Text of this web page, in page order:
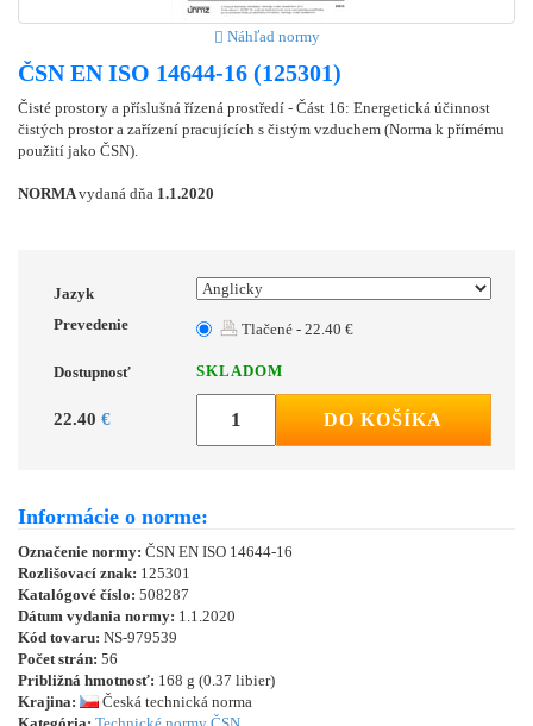
Náhľad normy
ČSN EN ISO 14644-16 (125301)
Čisté prostory a příslušná řízená prostředí - Část 16: Energetická účinnost
čistých prostor a zařízení pracujících s čistým vzduchem (Norma k přímému
použití jako ČSN).
NORMAvydaná dňa 1.1.2020
Jazyk
Prevedenie
Tlačené - 22.40 €
Dostupnosť SKLADOM
22.40 € DO KOŠÍKA
Informácie o norme:
Označenie normy: ČSN EN ISO 14644-16
Rozlišovací znak: 125301
Katalógové číslo: 508287
Dátum vydania normy: 1.1.2020
Kód tovaru: NS-979539
Počet strán: 56
Približná hmotnosť: 168 g (0.37 libier)
Krajina:
Česká technická norma